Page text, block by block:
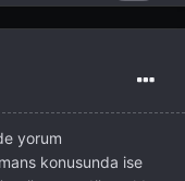
yorum
konusunda ise